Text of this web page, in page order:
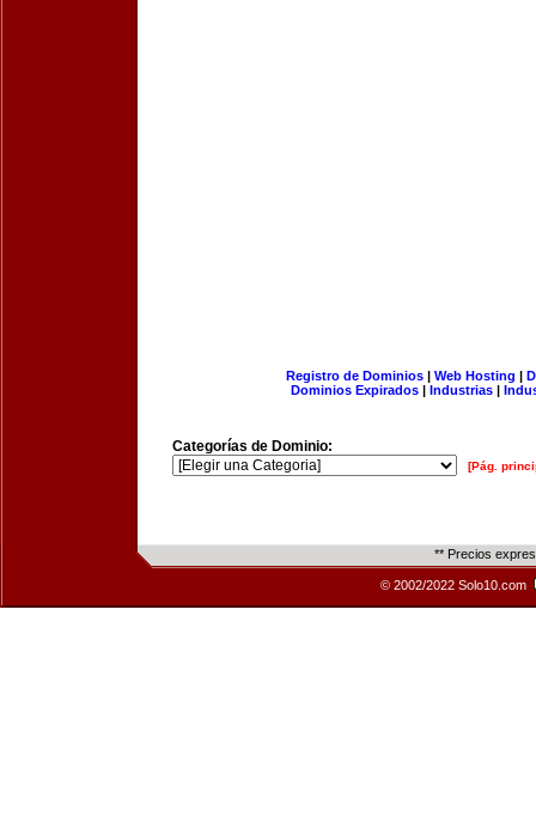
Registro de Dominios| Web Hosting |
Dominios Expirados | Industrias |
Categorías de Dominio:
[Pág.
** Precios
© 2002/2022 Solo10.com